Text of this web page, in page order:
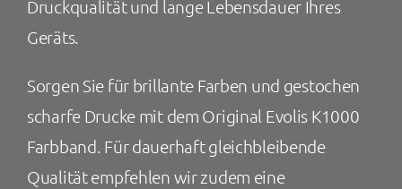
Druckqualität und lange Lebensdauer Ihres
Geräts.
Sorgen Sie für brillante Farben und gestochen
scharfe Drucke mit dem Original Evolis K1000
Farbband. Für dauerhaft gleichbleibende
Qualität empfehlen wir zudem eine